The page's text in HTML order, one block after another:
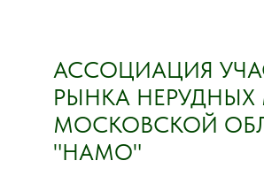
АССОЦИАЦИЯ
РЫНКА НЕРУДНЫХ
МОСКОВСКОЙ
"НАМО"